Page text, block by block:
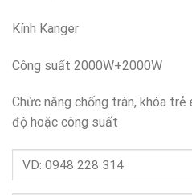
Kính Kanger
Công suất 2000W+2000W
Chức năng chống tràn, khóa trẻ
độ hoặc công suất